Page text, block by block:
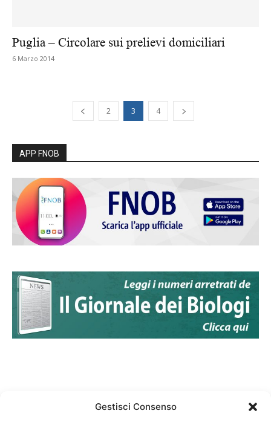
Gestisci Consenso
Puglia – Circolare sui prelievi domiciliari
6 Marzo 2014
2 3 4
APP FNOB